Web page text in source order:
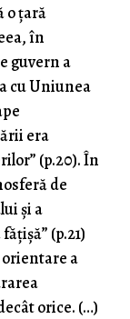
o țară
în
guvern a
cu Uniunea
era
(p.20). În
de
și a
(p.21)
a
orice. (…)